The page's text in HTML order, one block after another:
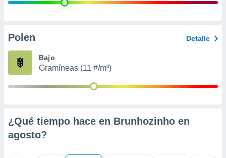
e
publicidad
Polen Detalle
Bajo
Gramíneas (11 #/m³)
¿Qué tiempo hace en Brunhozinho en
agosto?